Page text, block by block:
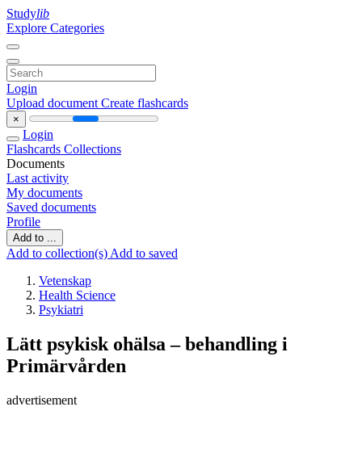
Studylib
Explore Categories
Login
Upload document Create flashcards
×
Login
Flashcards Collections
Documents
Last activity
My documents
Saved documents
Profile
Add to ...
Add to collection(s) Add to saved
Vetenskap
Health Science
Psykiatri
Lätt psykisk ohälsa – behandling i
Primärvården
advertisement